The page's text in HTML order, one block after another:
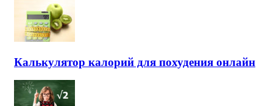
Калькулятор калорий для похудения онлайн